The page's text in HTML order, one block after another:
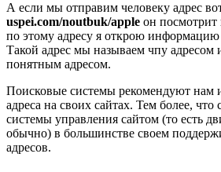
А если мы отправим человеку адрес
uspei.com/noutbuk/apple он посмотрит
по этому адресу я открою информацию
Такой адрес мы называем чпу адресом
понятным адресом.
Поисковые системы рекомендуют нам
адреса на своих сайтах. Тем более, что
системы управления сайтом (то есть
обычно) в большинстве своем
адресов.